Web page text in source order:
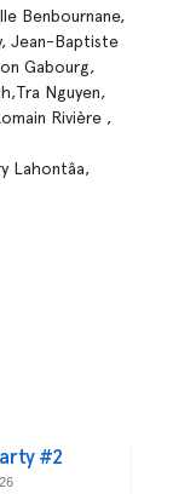
Benbournane,
Jean-Baptiste
Gabourg,
Nguyen,
Rivière ,
Lahontâa,
#2